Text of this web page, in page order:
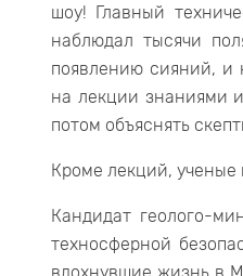
шоу! Главный
наблюдал тысячи
появлению сияний, и
на лекции знаниями
потом объяснять
Кроме лекций, ученые
Кандидат геолого-
техносферной